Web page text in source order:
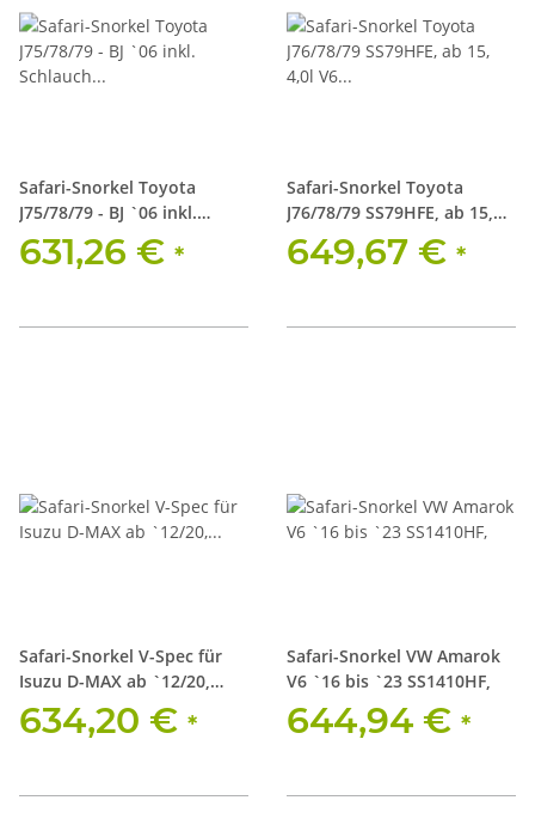
Safari-Snorkel Toyota
J75/78/79 - BJ `06 inkl.
Schlauch f. Europamodell
631,26 € *
Safari-Snorkel Toyota
J76/78/79 SS79HFE, ab 15,
4,0l V6 Benzin
649,67 € *
Safari-Snorkel V-Spec für
Isuzu D-MAX ab `12/20,
4JJ3-TCX 3.0Litre-I4 Motor
634,20 € *
Safari-Snorkel VW Amarok
V6 `16 bis `23 SS1410HF,
644,94 € *